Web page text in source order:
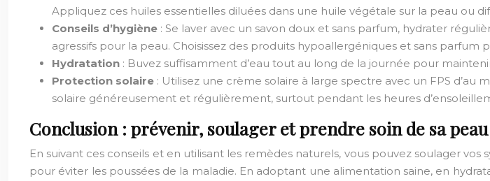
Appliquez ces huiles essentielles diluées dans une huile végétale sur la peau ou
Conseils d’hygiène : Se laver avec un savon doux et sans parfum, hydrater
agressifs pour la peau. Choisissez des produits hypoallergéniques et sans parfum
Hydratation : Buvez suffisamment d’eau tout au long de la journée pour
Protection solaire : Utilisez une crème solaire à large spectre avec un FPS
solaire généreusement et régulièrement, surtout pendant les heures
Conclusion : prévenir, soulager et prendre soin de sa peau
En suivant ces conseils et en utilisant les remèdes naturels, vous pouvez soulager
pour éviter les poussées de la maladie. En adoptant une alimentation saine, en